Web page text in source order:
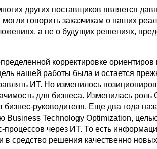
других поставщиков является
говорить заказчикам о наших
а не о будущих решениях,
корректировке
нашей работы была и остается
ИТ. Но изменилось
для бизнеса. Изменилась роль
руководителя. Еще два года
Business Technology Optimization,
процессов через ИТ. То есть
в средство решения качественно